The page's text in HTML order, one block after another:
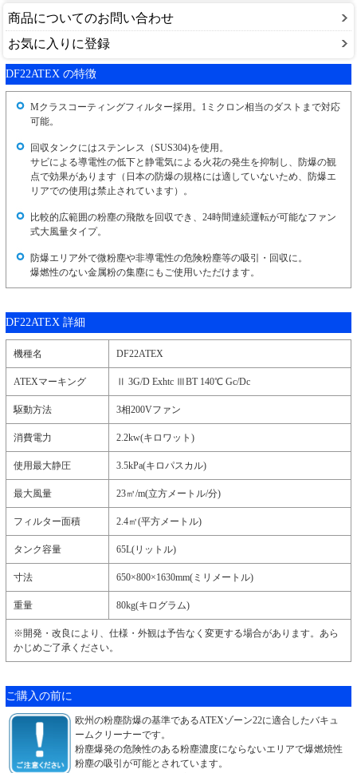
商品についてのお問い合わせ
お気に入りに登録
DF22ATEX の特徴
Mクラスコーティングフィルター採用。1ミクロン相当のダストまで対応
可能。
回収タンクにはステンレス（SUS304)を使用。
サビによる導電性の低下と静電気による火花の発生を抑制し、防爆の観
点で効果があります（日本の防爆の規格には適していないため、防爆エ
リアでの使用は禁止されています）。
比較的広範囲の粉塵の飛散を回収でき、24時間連続運転が可能なファン
式大風量タイプ。
防爆エリア外で微粉塵や非導電性の危険粉塵等の吸引・回収に。
爆燃性のない金属粉の集塵にもご使用いただけます。
DF22ATEX 詳細
機種名 DF22ATEX
ATEXマーキング Ⅱ 3G/D Exhtc ⅢBT 140℃ Gc/Dc
駆動方法 3相200Vファン
消費電力 2.2kw(キロワット)
使用最大静圧 3.5kPa(キロパスカル)
最大風量 23㎥/m(立方メートル/分)
フィルター面積 2.4㎡(平方メートル)
タンク容量 65L(リットル)
寸法 650×800×1630mm(ミリメートル)
重量 80kg(キログラム)
※開発・改良により、仕様・外観は予告なく変更する場合があります。あら
かじめご了承ください。
ご購入の前に
欧州の粉塵防爆の基準であるATEXゾーン22に適合したバキュ
ームクリーナーです。
粉塵爆発の危険性のある粉塵濃度にならないエリアで爆燃焼性
粉塵の吸引が可能とされています。